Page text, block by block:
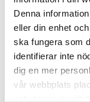
Denna
eller din enhet
ska fungera som
identifierar inte
dig en mer
vår webbplats